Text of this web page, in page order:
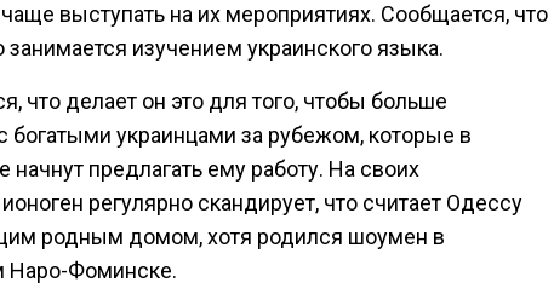
выступать на их мероприятиях. Сообщается, что
занимается изучением украинского языка.
что делает он это для того, чтобы больше
богатыми украинцами за рубежом, которые в
начнут предлагать ему работу. На своих
регулярно скандирует, что считает Одессу
родным домом, хотя родился шоумен в
Наро-Фоминске.